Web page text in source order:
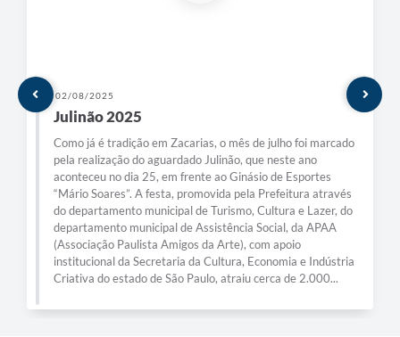
02/08/2025
Julinão 2025
Como já é tradição em Zacarias, o mês de julho foi marcado
pela realização do aguardado Julinão, que neste ano
aconteceu no dia 25, em frente ao Ginásio de Esportes
“Mário Soares”. A festa, promovida pela Prefeitura através
do departamento municipal de Turismo, Cultura e Lazer, do
departamento municipal de Assistência Social, da APAA
(Associação Paulista Amigos da Arte), com apoio
institucional da Secretaria da Cultura, Economia e Indústria
Criativa do estado de São Paulo, atraiu cerca de 2.000...